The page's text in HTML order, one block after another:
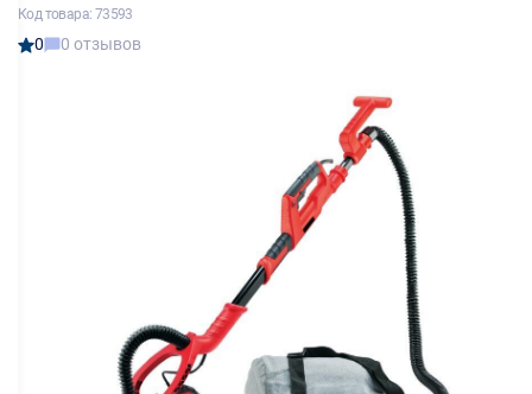
Код товара: 73593
0 0 отзывов